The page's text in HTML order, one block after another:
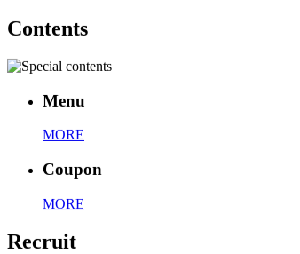
Contents
Menu
MORE
Coupon
MORE
Recruit